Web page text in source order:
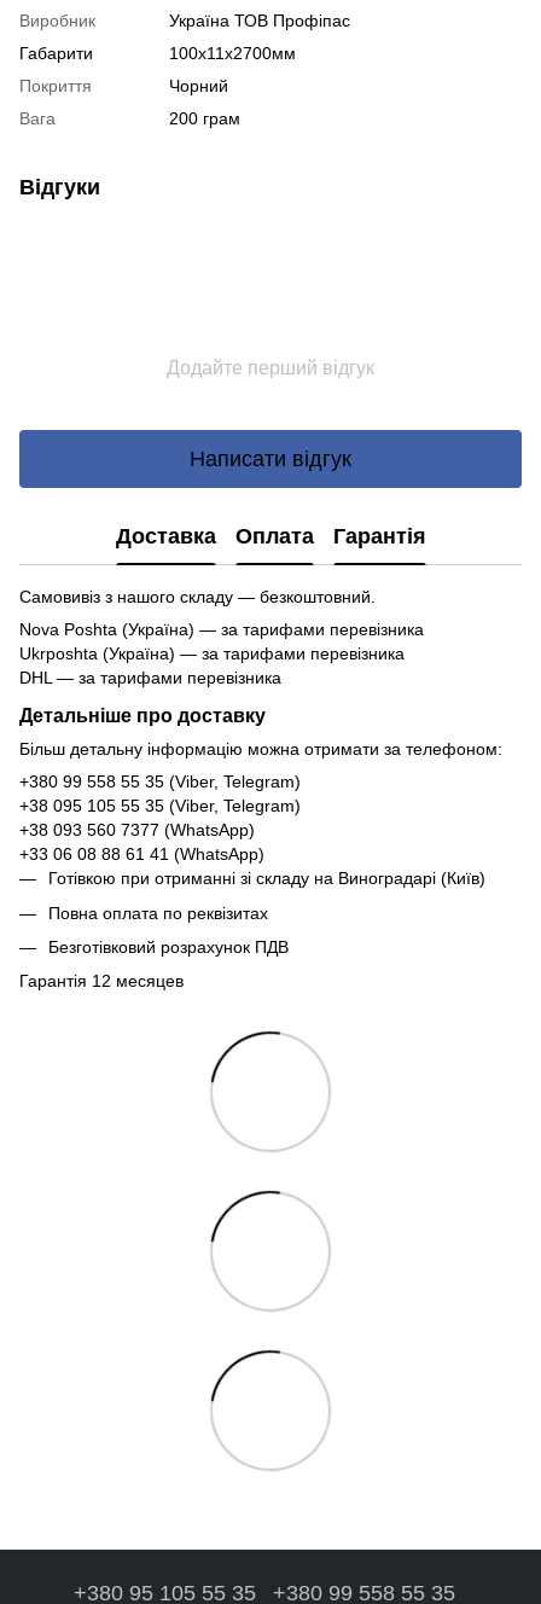
Виробник
Україна ТОВ Профіпас
Габарити
100х11х2700мм
Покриття
Чорний
Вага
200 грам
Відгуки
Додайте перший відгук
Написати відгук
Доставка Оплата Гарантія
Самовивіз з нашого складу — безкоштовний.
Nova Poshta (Україна) — за тарифами перевізника
Ukrposhta (Україна) — за тарифами перевізника
DHL — за тарифами перевізника
Детальніше про доставку
Більш детальну інформацію можна отримати за телефоном:
+380 99 558 55 35 (Viber, Telegram)
+38 095 105 55 35 (Viber, Telegram)
+38 093 560 7377 (WhatsApp)
+33 06 08 88 61 41 (WhatsApp)
Готівкою при отриманні зі складу на Виноградарі (Київ)
Повна оплата по реквізитах
Безготівковий розрахунок ПДВ
Гарантія 12 месяцев
+380 95 105 55 35 +380 99 558 55 35